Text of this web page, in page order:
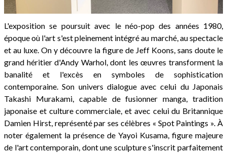
L'exposition se poursuit avec le néo-pop des années 1980,
époque où l'art s'est pleinement intégré au marché, au spectacle
et au luxe. On y découvre la figure de Jeff Koons, sans doute le
grand héritier d'Andy Warhol, dont les œuvres transforment la
banalité et l'excès en symboles de sophistication
contemporaine. Son univers dialogue avec celui du Japonais
Takashi Murakami, capable de fusionner manga, tradition
japonaise et culture commerciale, et avec celui du Britannique
Damien Hirst, représenté par ses célèbres « Spot Paintings ». À
noter également la présence de Yayoi Kusama, figure majeure
de l'art contemporain, dont une sculpture s'inscrit parfaitement